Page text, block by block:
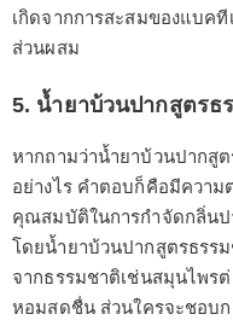
เกิดจากการสะสมของแบค
ส่วนผสม
5. น้ำยาบ้วนปากสูตรธ
หากถามว่าน้ำยาบ้วนปากสู
อย่างไร คำตอบก็คือมีควา
คุณสมบัติในการกำจัดกลิ่น
โดยน้ำยาบ้วนปากสูตรธรร
จากธรรมชาติเช่นสมุนไพร
หอมสดชื่น ส่วนใครจะชอบ